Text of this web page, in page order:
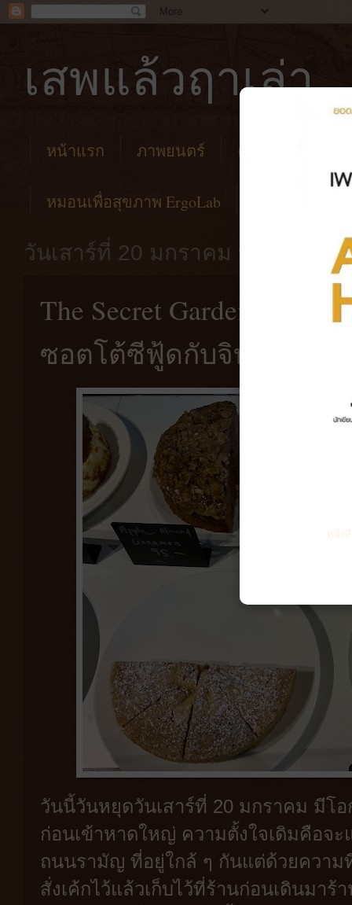
เสพแล้วฤาเล่า
หน้าแรก ภาพยนตร์ คาเฟ่
หมอนเพื่อสุขภาพ ErgoLab
วันเสาร์ที่ 20 มกราคม พ.ศ. 2567
The Secret Garden [สงข
ซอตโต้ซีฟู้ดกับจิบชาสมิห
วันนี้วันหยุดวันเสาร์ที่ 20 มกราคม มีโอ
ก่อนเข้าหาดใหญ่ ความตั้งใจเดิมคือจะ
ถนนรามัญ ที่อยู่ใกล้ ๆ กันแต่ด้วยความ
สั่งเค้กไว้แล้วเก็บไว้ที่ร้านก่อนเดินมา
หนัง